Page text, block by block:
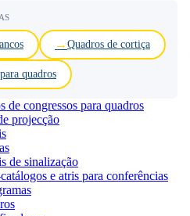
Quadros de cortiça
quadros
de congressos para quadros
projecção
de sinalização
e atris para conferências